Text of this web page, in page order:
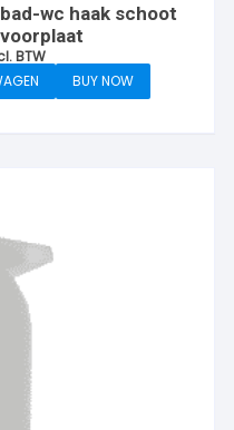
wc haak schoot
BTW
BUY NOW